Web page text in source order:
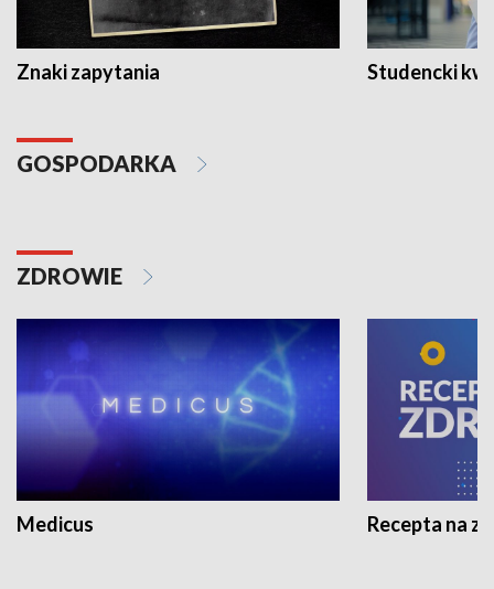
Znaki zapytania Studencki
GOSPODARKA
ZDROWIE
Medicus Recepta na